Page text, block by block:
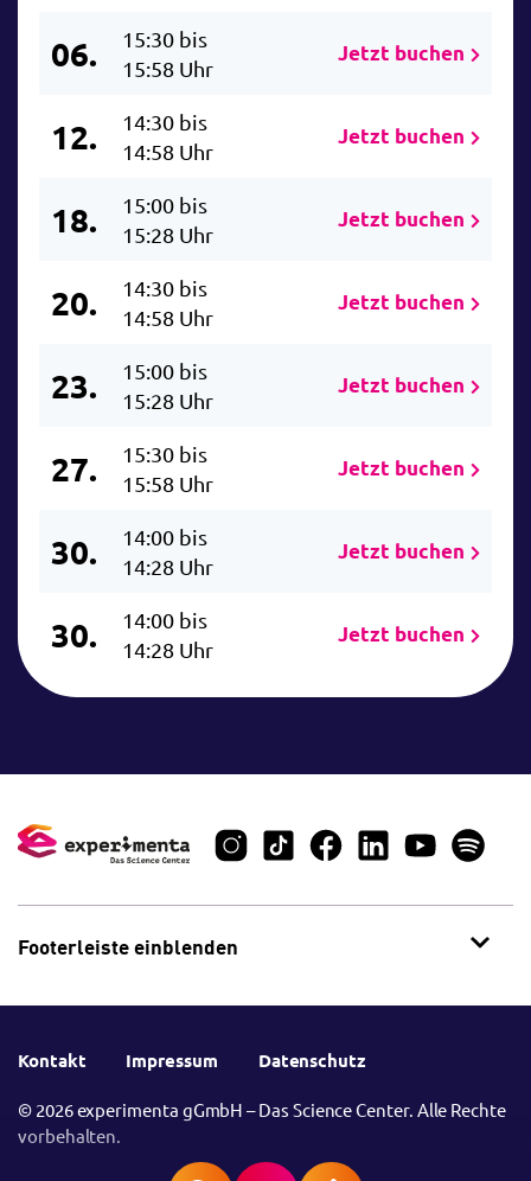
06.
15:30 bis
15:58 Uhr
Jetzt buchen
12.
14:30 bis
14:58 Uhr
Jetzt buchen
18.
15:00 bis
15:28 Uhr
Jetzt buchen
20.
14:30 bis
14:58 Uhr
Jetzt buchen
23.
15:00 bis
15:28 Uhr
Jetzt buchen
27.
15:30 bis
15:58 Uhr
Jetzt buchen
30.
14:00 bis
14:28 Uhr
Jetzt buchen
30.
14:00 bis
14:28 Uhr
Jetzt buchen
Footerleiste einblenden
Kontakt Impressum Datenschutz
© 2026 experimenta gGmbH – Das Science Center. Alle Rechte
vorbehalten.